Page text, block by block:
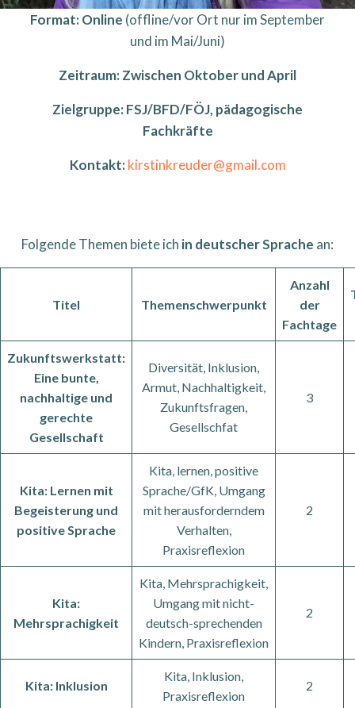
Format: Online (offline/vor Ort nur im September
und im Mai/Juni)
Zeitraum: Zwischen Oktober und April
Zielgruppe: FSJ/BFD/FÖJ, pädagogische
Fachkräfte
Kontakt:kirstinkreuder@gmail.com
Folgende Themen biete ich in deutscher Sprache an:
Titel Themenschwerpunkt
Anzahl
der
Fachtage
Zukunftswerkstatt:
Eine bunte,
nachhaltige und
gerechte
Gesellschaft
Diversität, Inklusion,
Armut, Nachhaltigkeit,
Zukunftsfragen,
Gesellschfat
3
Kita: Lernen mit
Begeisterung und
positive Sprache
Kita, lernen, positive
Sprache/GfK, Umgang
mit herausforderndem
Verhalten,
Praxisreflexion
2
Kita:
Mehrsprachigkeit
Kita, Mehrsprachigkeit,
Umgang mit nicht-
deutsch-sprechenden
Kindern, Praxisreflexion
2
Kita: Inklusion
Kita, Inklusion,
Praxisreflexion
2